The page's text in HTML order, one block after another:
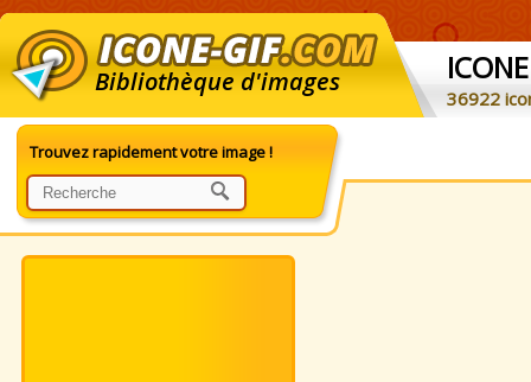
Bibliothèque d'images ICONE
36922
Trouvez rapidement votre image !